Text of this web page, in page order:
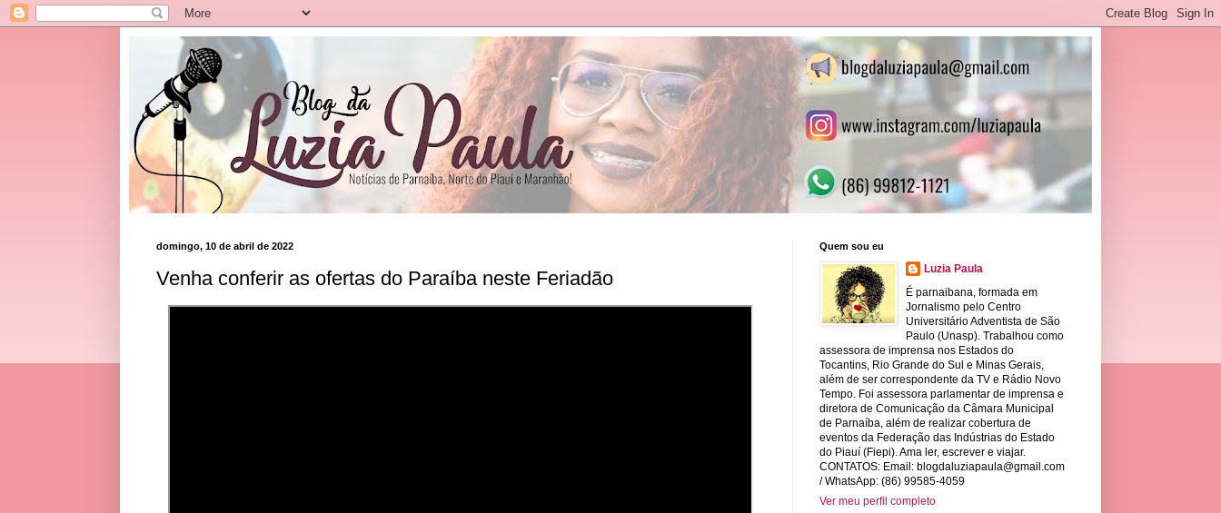
domingo, 10 de abril de 2022
Venha conferir as ofertas do Paraíba neste Feriadão
Quem sou eu
Luzia Paula
É parnaibana, formada em
Jornalismo pelo Centro
Universitário Adventista de São
Paulo (Unasp). Trabalhou como
assessora de imprensa nos Estados do
Tocantins, Rio Grande do Sul e Minas Gerais,
além de ser correspondente da TV e Rádio Novo
Tempo. Foi assessora parlamentar de imprensa e
diretora de Comunicação da Câmara Municipal
de Parnaíba, além de realizar cobertura de
eventos da Federação das Indústrias do Estado
do Piauí (Fiepi). Ama ler, escrever e viajar.
CONTATOS: Email: blogdaluziapaula@gmail.com
/ WhatsApp: (86) 99585-4059
Ver meu perfil completo